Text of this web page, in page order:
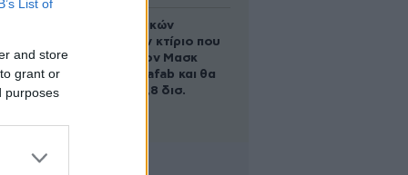
List of
and store
grant or
purposes
Το φαραωνικών
διαστάσεων κτίριο που
χτίζει ο Έλον Μασκ
λέγεται Terafab και θα
κοστίσει 16,8 δισ.